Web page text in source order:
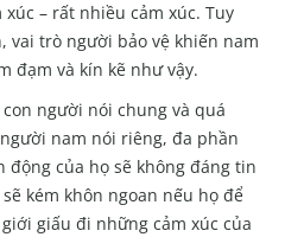
– rất nhiều cảm xúc. Tuy
vai trò người bảo vệ khiến nam
đạm và kín kẽ như vậy.
người nói chung và quá
nam nói riêng, đa phần
của họ sẽ không đáng tin
kém khôn ngoan nếu họ để
giấu đi những cảm xúc của